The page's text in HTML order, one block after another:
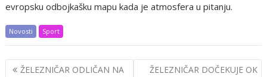
evropsku odbojkašku mapu kada je atmosfera u pitanju.
Novosti Sport
Post
ŽELEZNIČAR ODLIČAN NA
ŽELEZNIČAR DOČEKUJE OK